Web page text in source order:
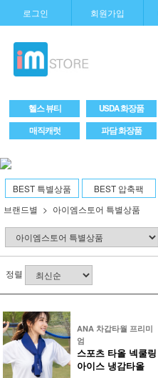
로그인 회원가입
헬스 뷰티 USDA 화장품
매직캐럿
파담 화장품
BEST 특별상품 BEST 압축팩
브랜드별
아이엠스토어 특별상품
정렬
ANA 차갑타월 프리미
엄
스포츠 타올 넥쿨링
아이스 냉감타올